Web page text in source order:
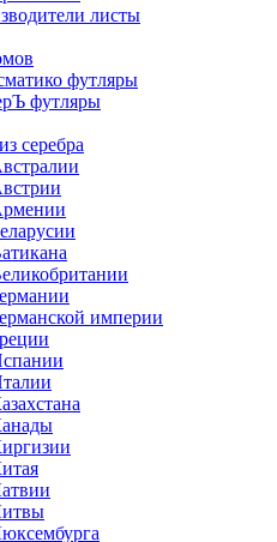
листы
футляры
футляры
серебра
империи